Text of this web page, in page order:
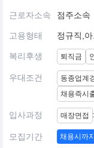
근로자소속 점주소속
고용형태 정규직,
복리후생 퇴직금
우대조건 동종업계
채용즉시
입사과정 매장면접
모집기간 채용시까지